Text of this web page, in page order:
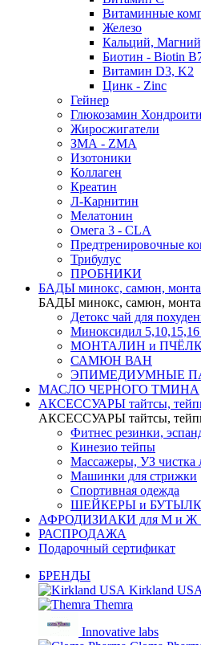
Витаминные
Железо
Кальций,
Биотин - Biotin
Витамин D3, K2
Цинк - Zinc
Гейнер
Глюкозамин
Жиросжигатели
ЗМА - ZMA
Изотоники
Коллаген
Креатин
Л-Карнитин
Мелатонин
Омега 3 - CLA
Предтренировочные
Трибулус
ПРОБНИКИ
БАДЫ минокс, самюн,
БАДЫ минокс, самюн,
Детокс чай для
Миноксидил
МОНТАЛИН и
САМЮН ВАН
ЭПИМЕДИУМНЫЕ
МАСЛО ЧЕРНОГО ТМИНА
АКСЕССУАРЫ тайтсы,
АКСЕССУАРЫ тайтсы,
Фитнес резинки,
Кинезио тейпы
Массажеры, УЗ чистка
Машинки для стрижки
Спортивная одежда
ШЕЙКЕРЫ и
АФРОДИЗИАКИ для М и Ж
РАСПРОДАЖА
Подарочный сертификат
БРЕНДЫ
Kirkland USA
Themra
Innovative labs